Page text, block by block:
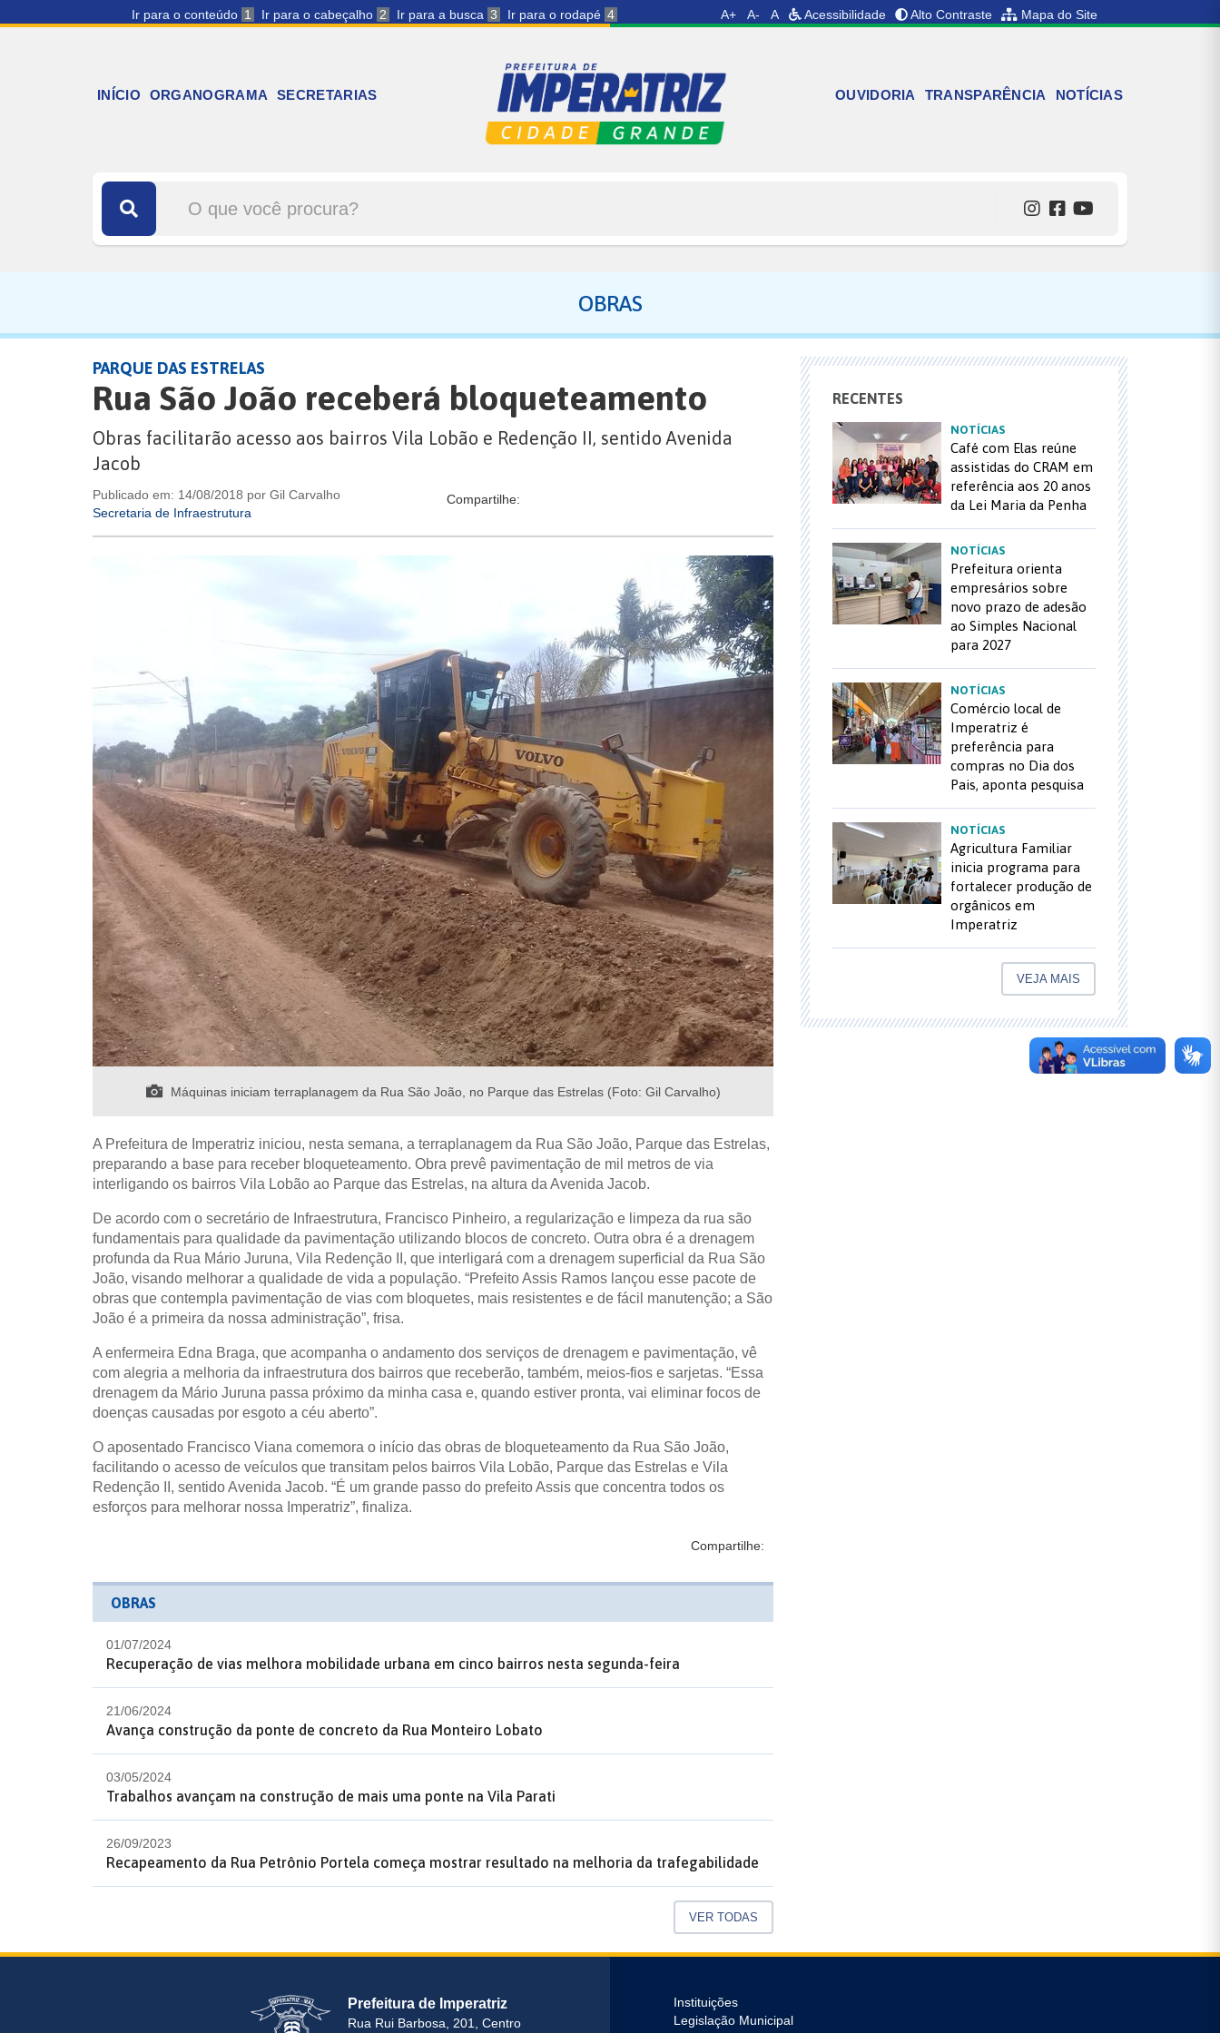
Ir para o conteúdo 1 Ir para o cabeçalho 2 Ir para a busca 3 Ir para o rodapé 4 A+ A- A Acessibilidade Alto Contraste Mapa do Site
INÍCIO ORGANOGRAMA SECRETARIAS OUVIDORIA TRANSPARÊNCIA NOTÍCIAS
OBRAS
PARQUE DAS ESTRELAS
Rua São João receberá bloqueteamento
Obras facilitarão acesso aos bairros Vila Lobão e Redenção II, sentido Avenida
Jacob
Publicado em: 14/08/2018 por Gil Carvalho
Secretaria de Infraestrutura
Compartilhe:
Máquinas iniciam terraplanagem da Rua São João, no Parque das Estrelas (Foto: Gil Carvalho)
A Prefeitura de Imperatriz iniciou, nesta semana, a terraplanagem da Rua São João, Parque das Estrelas,
preparando a base para receber bloqueteamento. Obra prevê pavimentação de mil metros de via
interligando os bairros Vila Lobão ao Parque das Estrelas, na altura da Avenida Jacob.
De acordo com o secretário de Infraestrutura, Francisco Pinheiro, a regularização e limpeza da rua são
fundamentais para qualidade da pavimentação utilizando blocos de concreto. Outra obra é a drenagem
profunda da Rua Mário Juruna, Vila Redenção II, que interligará com a drenagem superficial da Rua São
João, visando melhorar a qualidade de vida a população. “Prefeito Assis Ramos lançou esse pacote de
obras que contempla pavimentação de vias com bloquetes, mais resistentes e de fácil manutenção; a São
João é a primeira da nossa administração”, frisa.
A enfermeira Edna Braga, que acompanha o andamento dos serviços de drenagem e pavimentação, vê
com alegria a melhoria da infraestrutura dos bairros que receberão, também, meios-fios e sarjetas. “Essa
drenagem da Mário Juruna passa próximo da minha casa e, quando estiver pronta, vai eliminar focos de
doenças causadas por esgoto a céu aberto”.
O aposentado Francisco Viana comemora o início das obras de bloqueteamento da Rua São João,
facilitando o acesso de veículos que transitam pelos bairros Vila Lobão, Parque das Estrelas e Vila
Redenção II, sentido Avenida Jacob. “É um grande passo do prefeito Assis que concentra todos os
esforços para melhorar nossa Imperatriz”, finaliza.
Compartilhe:
OBRAS
01/07/2024
Recuperação de vias melhora mobilidade urbana em cinco bairros nesta segunda-feira
21/06/2024
Avança construção da ponte de concreto da Rua Monteiro Lobato
03/05/2024
Trabalhos avançam na construção de mais uma ponte na Vila Parati
26/09/2023
Recapeamento da Rua Petrônio Portela começa mostrar resultado na melhoria da trafegabilidade
VER TODAS
RECENTES
NOTÍCIAS
Café com Elas reúne
assistidas do CRAM em
referência aos 20 anos
da Lei Maria da Penha
NOTÍCIAS
Prefeitura orienta
empresários sobre
novo prazo de adesão
ao Simples Nacional
para 2027
NOTÍCIAS
Comércio local de
Imperatriz é
preferência para
compras no Dia dos
Pais, aponta pesquisa
NOTÍCIAS
Agricultura Familiar
inicia programa para
fortalecer produção de
orgânicos em
Imperatriz
VEJA MAIS
Prefeitura de Imperatriz
Rua Rui Barbosa, 201, Centro
Instituições
Legislação Municipal